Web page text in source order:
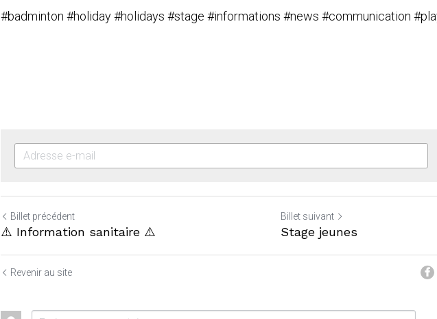
#badminton #holiday#holidays #stage #informations #news #communication
Billet précédent
⚠️ Information sanitaire ⚠️
Billet suivant
Stage jeunes
Revenir au site